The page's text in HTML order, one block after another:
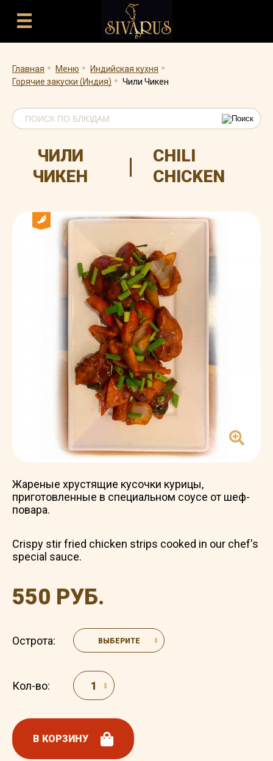
Главная . Меню . Индийская кухня .
Горячие закуски (Индия). Чили Чикен
ЧИЛИ
ЧИКЕН
|
CHILI
CHICKEN
Жареные хрустящие кусочки курицы,
приготовленные в специальном соусе от шеф-
повара.
Crispy stir fried chicken strips cooked in our chef's
special sauce.
550 РУБ.
Острота: ВЫБЕРИТЕ
Кол-во:
В КОРЗИНУ